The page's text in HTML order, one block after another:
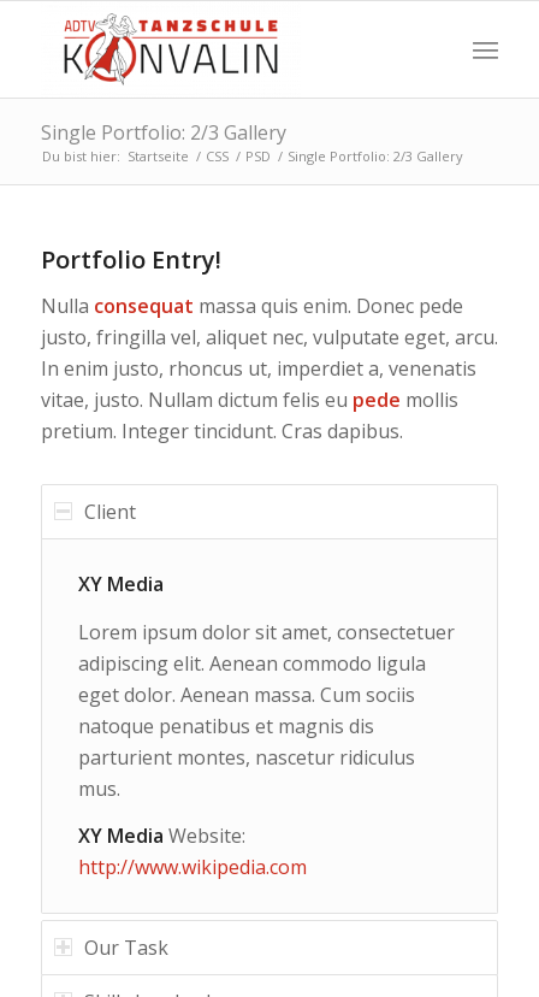
Single Portfolio: 2/3 Gallery
Du bist hier: Startseite / CSS / PSD / Single Portfolio: 2/3 Gallery
Portfolio Entry!
Nulla consequat massa quis enim. Donec pede
justo, fringilla vel, aliquet nec, vulputate eget, arcu.
In enim justo, rhoncus ut, imperdiet a, venenatis
vitae, justo. Nullam dictum felis eu pede mollis
pretium. Integer tincidunt. Cras dapibus.
Client
XY Media
Lorem ipsum dolor sit amet, consectetuer
adipiscing elit. Aenean commodo ligula
eget dolor. Aenean massa. Cum sociis
natoque penatibus et magnis dis
parturient montes, nascetur ridiculus
mus.
XY Media Website:
http://www.wikipedia.com
Our Task